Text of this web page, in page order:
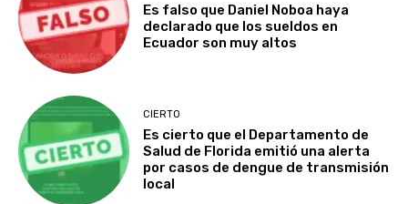
Es falso que Daniel Noboa haya
declarado que los sueldos en
Ecuador son muy altos
CIERTO
Es cierto que el Departamento de
Salud de Florida emitió una alerta
por casos de dengue de transmisión
local